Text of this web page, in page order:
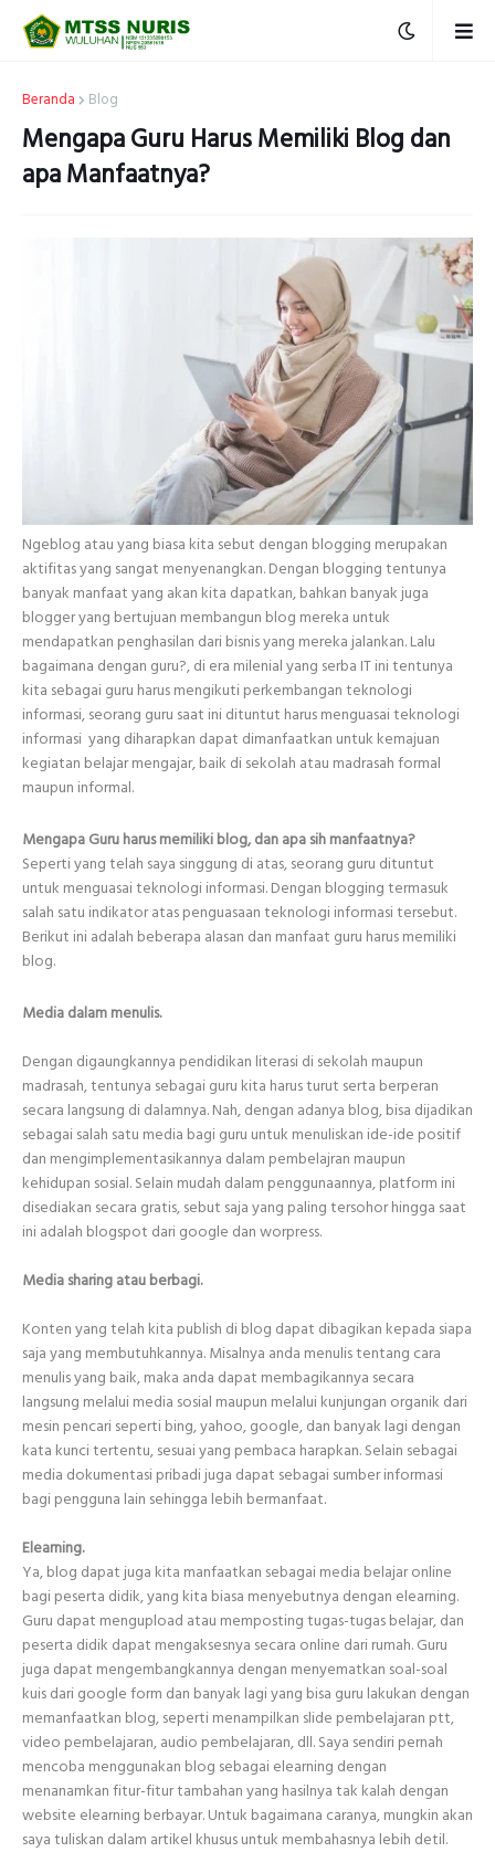
Beranda Blog
Mengapa Guru Harus Memiliki Blog dan
apa Manfaatnya?
Ngeblog atau yang biasa kita sebut dengan blogging merupakan
aktifitas yang sangat menyenangkan. Dengan blogging tentunya
banyak manfaat yang akan kita dapatkan, bahkan banyak juga
blogger yang bertujuan membangun blog mereka untuk
mendapatkan penghasilan dari bisnis yang mereka jalankan. Lalu
bagaimana dengan guru?, di era milenial yang serba IT ini tentunya
kita sebagai guru harus mengikuti perkembangan teknologi
informasi, seorang guru saat ini dituntut harus menguasai teknologi
informasi yang diharapkan dapat dimanfaatkan untuk kemajuan
kegiatan belajar mengajar, baik di sekolah atau madrasah formal
maupun informal.
Mengapa Guru harus memiliki blog, dan apa sih manfaatnya?
Seperti yang telah saya singgung di atas, seorang guru dituntut
untuk menguasai teknologi informasi. Dengan blogging termasuk
salah satu indikator atas penguasaan teknologi informasi tersebut.
Berikut ini adalah beberapa alasan dan manfaat guru harus memiliki
blog.
Media dalam menulis.
Dengan digaungkannya pendidikan literasi di sekolah maupun
madrasah, tentunya sebagai guru kita harus turut serta berperan
secara langsung di dalamnya. Nah, dengan adanya blog, bisa dijadikan
sebagai salah satu media bagi guru untuk menuliskan ide-ide positif
dan mengimplementasikannya dalam pembelajran maupun
kehidupan sosial. Selain mudah dalam penggunaannya, platform ini
disediakan secara gratis, sebut saja yang paling tersohor hingga saat
ini adalah blogspot dari google dan worpress.
Media sharing atau berbagi.
Konten yang telah kita publish di blog dapat dibagikan kepada siapa
saja yang membutuhkannya. Misalnya anda menulis tentang cara
menulis yang baik, maka anda dapat membagikannya secara
langsung melalui media sosial maupun melalui kunjungan organik dari
mesin pencari seperti bing, yahoo, google, dan banyak lagi dengan
kata kunci tertentu, sesuai yang pembaca harapkan. Selain sebagai
media dokumentasi pribadi juga dapat sebagai sumber informasi
bagi pengguna lain sehingga lebih bermanfaat.
Elearning.
Ya, blog dapat juga kita manfaatkan sebagai media belajar online
bagi peserta didik, yang kita biasa menyebutnya dengan elearning.
Guru dapat mengupload atau memposting tugas-tugas belajar, dan
peserta didik dapat mengaksesnya secara online dari rumah. Guru
juga dapat mengembangkannya dengan menyematkan soal-soal
kuis dari google form dan banyak lagi yang bisa guru lakukan dengan
memanfaatkan blog, seperti menampilkan slide pembelajaran ptt,
video pembelajaran, audio pembelajaran, dll. Saya sendiri pernah
mencoba menggunakan blog sebagai elearning dengan
menanamkan fitur-fitur tambahan yang hasilnya tak kalah dengan
website elearning berbayar. Untuk bagaimana caranya, mungkin akan
saya tuliskan dalam artikel khusus untuk membahasnya lebih detil.